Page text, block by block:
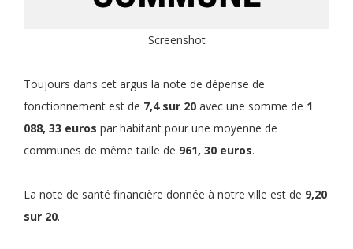
Screenshot
Toujours dans cet argus la note de dépense de
fonctionnement est de 7,4 sur 20 avec une somme de 1
088, 33 euros par habitant pour une moyenne de
communes de même taille de 961, 30 euros.
La note de santé financière donnée à notre ville est de 9,20
sur 20.